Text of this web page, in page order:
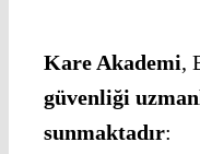
Kare Akademi,
güvenliği
sunmaktadır: